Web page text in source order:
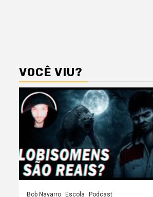
VOCÊ VIU?
Bob Navarro Escola Podcast